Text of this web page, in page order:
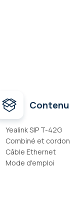
Contenu
Yealink SIP T-42G
Combiné et cordon
Câble Ethernet
Mode d'emploi